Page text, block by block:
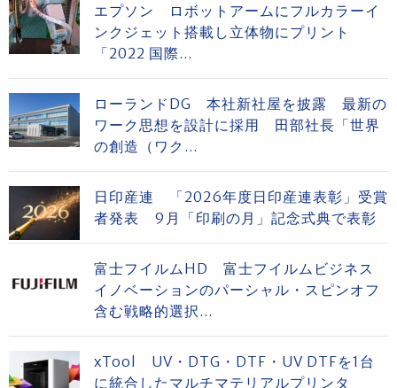
エプソン ロボットアームにフルカラーイ
ンクジェット搭載し立体物にプリント
「2022 国際...
ローランドDG 本社新社屋を披露 最新の
ワーク思想を設計に採用 田部社長「世界
の創造（ワク...
日印産連 「2026年度日印産連表彰」受賞
者発表 9月「印刷の月」記念式典で表彰
富士フイルムHD 富士フイルムビジネス
イノベーションのパーシャル・スピンオフ
含む戦略的選択...
xTool UV・DTG・DTF・UV DTFを1台
に統合したマルチマテリアルプリンタ